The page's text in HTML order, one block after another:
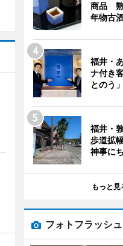
商品 熟
年物古
福井・
ナ付き
とのう
福井・
歩道拡
神事に
もっと見
フォトフラッシュ